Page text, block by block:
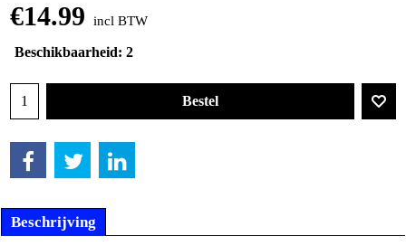
€14.99 incl BTW
Beschikbaarheid: 2
Bestel
Beschrijving